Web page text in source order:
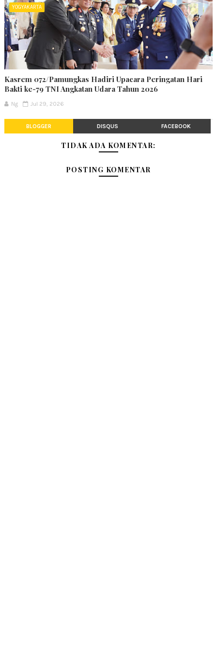
YOGYAKARTA
Kasrem 072/Pamungkas Hadiri Upacara Peringatan Hari
Bakti ke-79 TNI Angkatan Udara Tahun 2026
Ng Jul 29, 2026
BLOGGER DISQUS FACEBOOK
TIDAK ADA KOMENTAR:
POSTING KOMENTAR